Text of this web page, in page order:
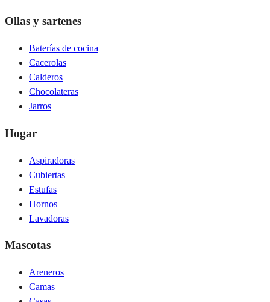
Ollas y sartenes
Baterías de cocina
Cacerolas
Calderos
Chocolateras
Jarros
Hogar
Aspiradoras
Cubiertas
Estufas
Hornos
Lavadoras
Mascotas
Areneros
Camas